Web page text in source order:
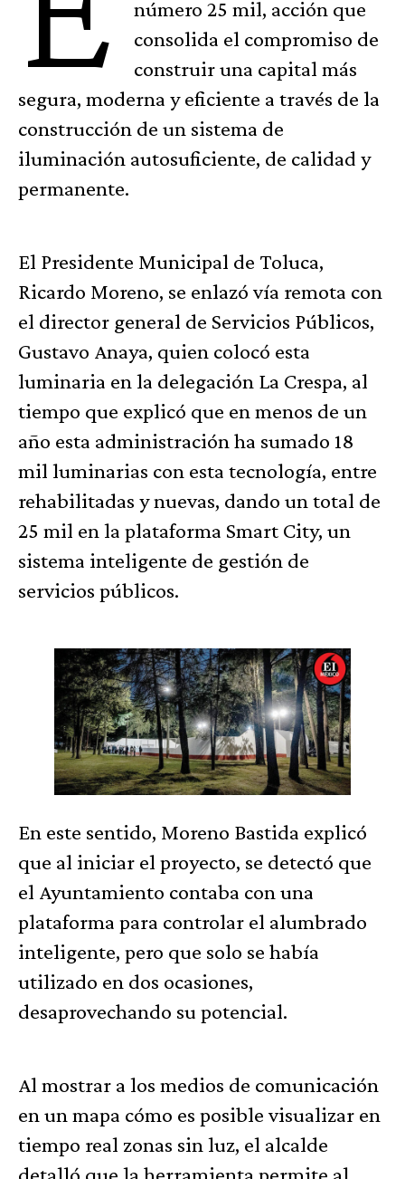
número 25 mil, acción que
consolida el compromiso de
construir una capital más
segura, moderna y eficiente a través de la
construcción de un sistema de
iluminación autosuficiente, de calidad y
permanente.
El Presidente Municipal de Toluca,
Ricardo Moreno, se enlazó vía remota con
el director general de Servicios Públicos,
Gustavo Anaya, quien colocó esta
luminaria en la delegación La Crespa, al
tiempo que explicó que en menos de un
año esta administración ha sumado 18
mil luminarias con esta tecnología, entre
rehabilitadas y nuevas, dando un total de
25 mil en la plataforma Smart City, un
sistema inteligente de gestión de
servicios públicos.
En este sentido, Moreno Bastida explicó
que al iniciar el proyecto, se detectó que
el Ayuntamiento contaba con una
plataforma para controlar el alumbrado
inteligente, pero que solo se había
utilizado en dos ocasiones,
desaprovechando su potencial.
Al mostrar a los medios de comunicación
en un mapa cómo es posible visualizar en
tiempo real zonas sin luz, el alcalde